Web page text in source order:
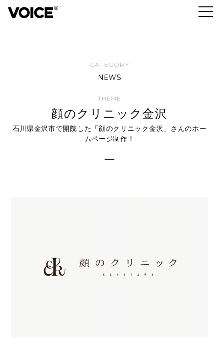
NEWS
顔のクリニック金沢
石川県金沢市で開院した「顔のクリニック金沢」さんのホー
ムページ制作！